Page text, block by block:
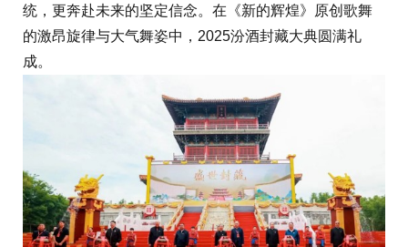
统，更奔赴未来的坚定信念。在《新的辉煌》原创歌舞
的激昂旋律与大气舞姿中，2025汾酒封藏大典圆满礼
成。